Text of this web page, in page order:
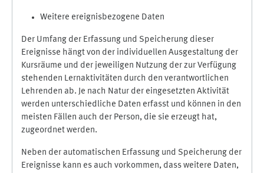
Weitere ereignisbezogene Daten
Der Umfang der Erfassung und Speicherung dieser
Ereignisse hängt von der individuellen Ausgestaltung der
Kursräume und der jeweiligen Nutzung der zur Verfügung
stehenden Lernaktivitäten durch den verantwortlichen
Lehrenden ab. Je nach Natur der eingesetzten Aktivität
werden unterschiedliche Daten erfasst und können in den
meisten Fällen auch der Person, die sie erzeugt hat,
zugeordnet werden.
Neben der automatischen Erfassung und Speicherung der
Ereignisse kann es auch vorkommen, dass weitere Daten,